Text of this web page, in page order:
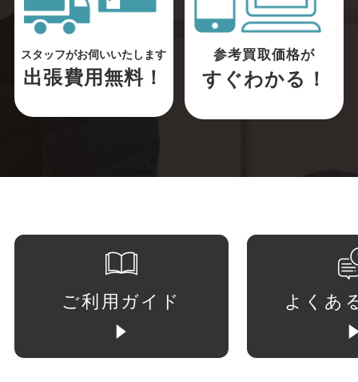
スタッフがお伺いいたします
出張費用無料！
参考買取価格が
すぐわかる！
ご利用ガイド よくあ